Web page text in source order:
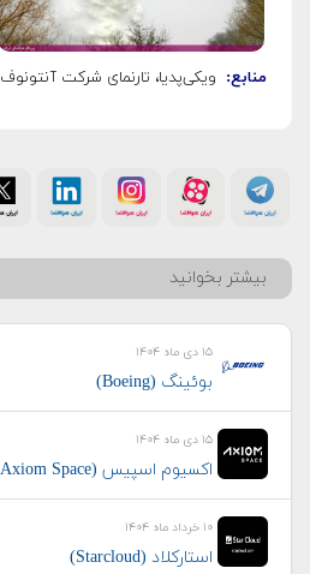
منابع: ویکی‌پدیا، تارنمای شرکت آنتونوف
بیشتر بخوانید
۱۵ دی ماه ۱۴۰۴
بوئینگ (Boeing)
۱۵ دی ماه ۱۴۰۴
اکسیوم اسپیس (Axiom Space)
۱۰ خرداد ماه ۱۴۰۴
استارکلاد (Starcloud)